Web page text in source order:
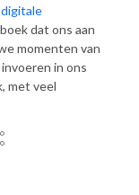
dat ons aan
momenten van
in ons
met veel